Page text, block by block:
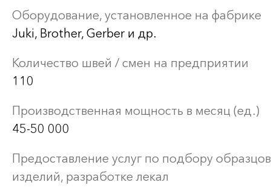
Оборудование, установленное на фабрике
Juki, Brother, Gerber и др.
Количество швей / смен на предприятии
110
Производственная мощность в месяц (ед.)
45-50 000
Предоставление услуг по подбору образцов
изделий, разработке лекал